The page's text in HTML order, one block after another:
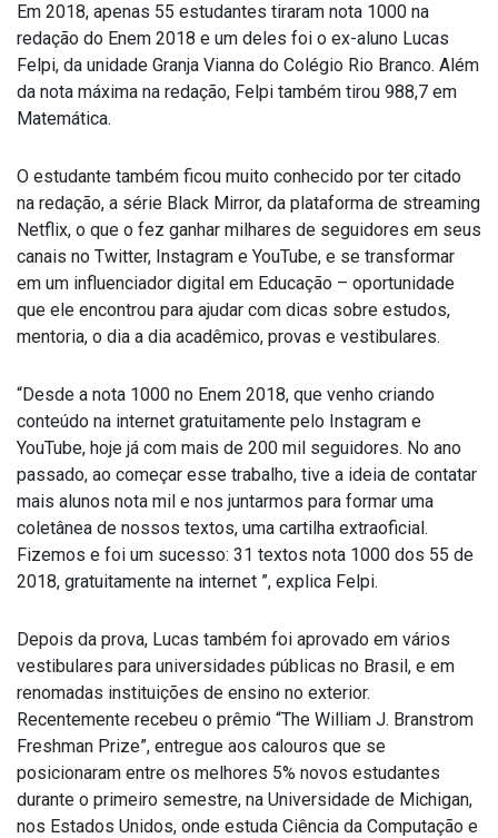
Em 2018, apenas 55 estudantes tiraram nota 1000 na
redação do Enem 2018 e um deles foi o ex-aluno Lucas
Felpi, da unidade Granja Vianna do Colégio Rio Branco. Além
da nota máxima na redação, Felpi também tirou 988,7 em
Matemática.
O estudante também ficou muito conhecido por ter citado
na redação, a série Black Mirror, da plataforma de streaming
Netflix, o que o fez ganhar milhares de seguidores em seus
canais no Twitter, Instagram e YouTube, e se transformar
em um influenciador digital em Educação – oportunidade
que ele encontrou para ajudar com dicas sobre estudos,
mentoria, o dia a dia acadêmico, provas e vestibulares.
“Desde a nota 1000 no Enem 2018, que venho criando
conteúdo na internet gratuitamente pelo Instagram e
YouTube, hoje já com mais de 200 mil seguidores. No ano
passado, ao começar esse trabalho, tive a ideia de contatar
mais alunos nota mil e nos juntarmos para formar uma
coletânea de nossos textos, uma cartilha extraoficial.
Fizemos e foi um sucesso: 31 textos nota 1000 dos 55 de
2018, gratuitamente na internet ”, explica Felpi.
Depois da prova, Lucas também foi aprovado em vários
vestibulares para universidades públicas no Brasil, e em
renomadas instituições de ensino no exterior.
Recentemente recebeu o prêmio “The William J. Branstrom
Freshman Prize”, entregue aos calouros que se
posicionaram entre os melhores 5% novos estudantes
durante o primeiro semestre, na Universidade de Michigan,
nos Estados Unidos, onde estuda Ciência da Computação e